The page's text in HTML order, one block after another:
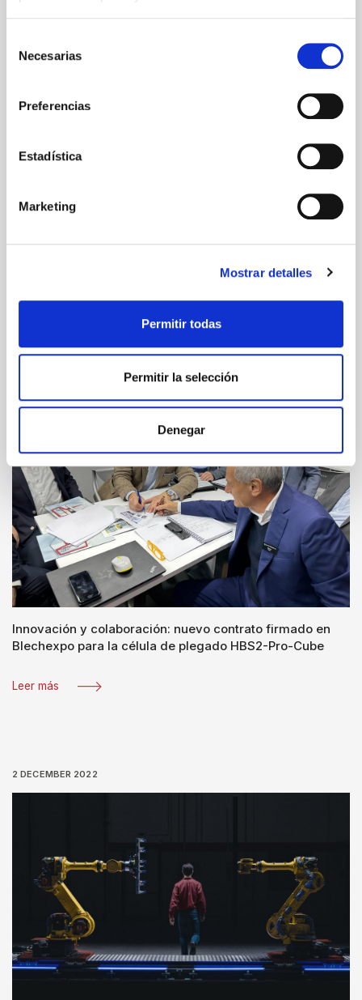
Necesarias
Preferencias
Estadística
Marketing
Mostrar detalles
Permitir todas
Permitir la selección
Denegar
Únase a nuestro equipo: buscamos agentes para el
10 NOVEMBER 2023
Innovación y colaboración: nuevo contrato firmado en
Blechexpo para la célula de plegado HBS2-Pro-Cube
Leer más
2 DECEMBER 2022